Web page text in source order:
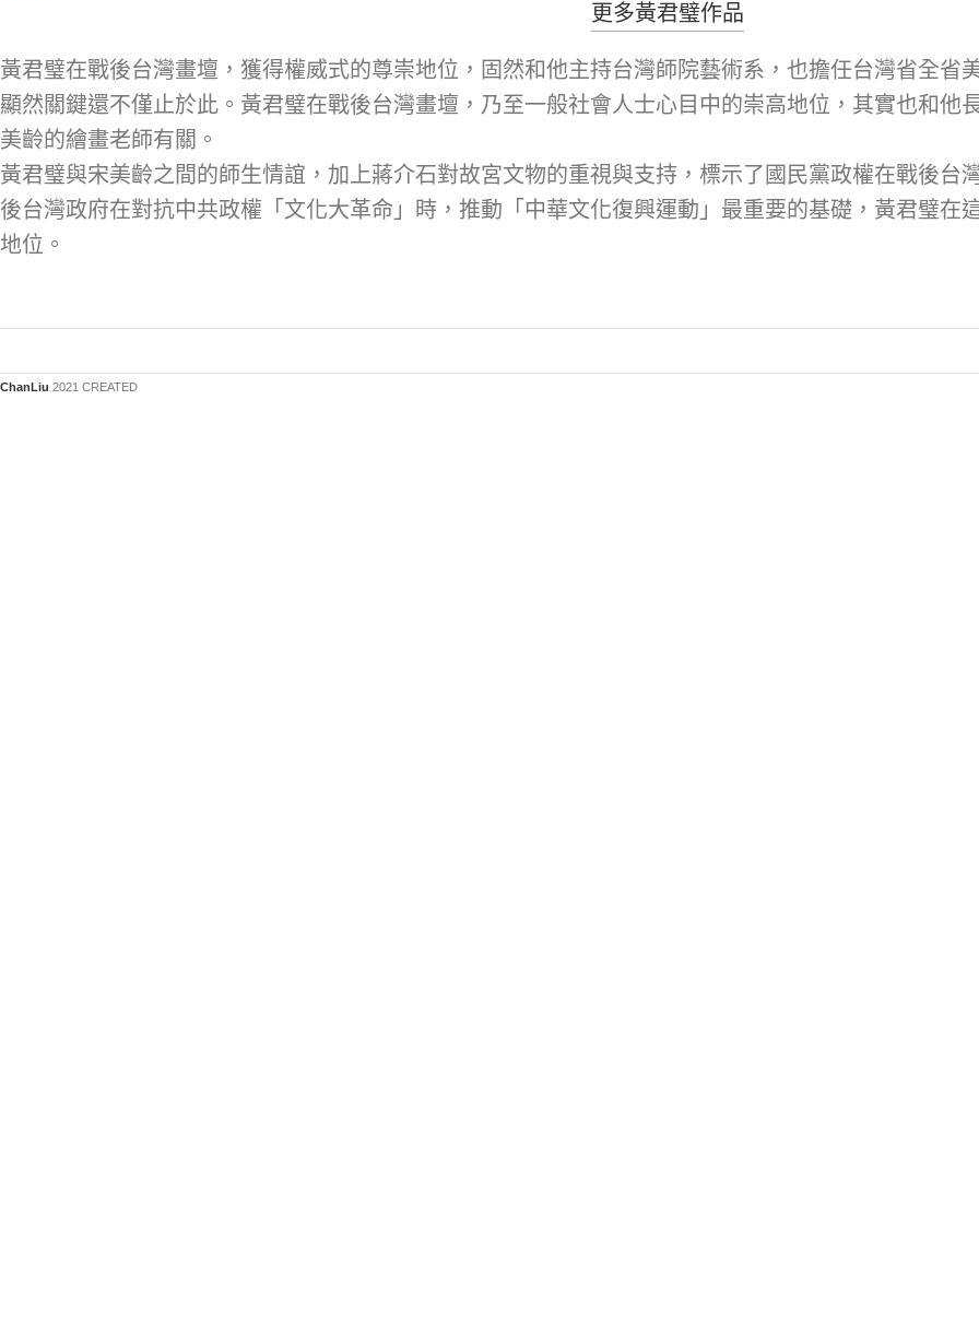
更多黃君璧作品
黃君璧在戰後台灣畫壇，獲得權威式的尊崇地位，固然和他主持台灣師院藝術系，也擔任台灣省全省
顯然關鍵還不僅止於此。黃君璧在戰後台灣畫壇，乃至一般社會人士心目中的崇高地位，其實也和他
美齡的繪畫老師有關。
黃君璧與宋美齡之間的師生情誼，加上蔣介石對故宮文物的重視與支持，標示了國民黨政權在戰後台
後台灣政府在對抗中共政權「文化大革命」時，推動「中華文化復興運動」最重要的基礎，黃君璧在
地位。
ChanLiu 2021 CREATED